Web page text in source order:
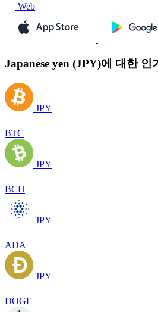
Web
Japanese yen (JPY)에 대한 인
JPY
BTC
JPY
BCH
JPY
ADA
JPY
DOGE